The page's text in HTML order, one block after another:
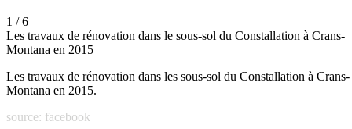
1 / 6
Les travaux de rénovation dans le sous-sol du Constallation à Crans-
Montana en 2015
Les travaux de rénovation dans les sous-sol du Constallation à Crans-
Montana en 2015.
source: facebook